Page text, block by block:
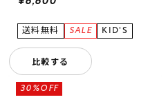
比較する
30%OFF